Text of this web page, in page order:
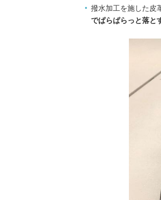
撥水加工を施した皮
でぱらぱらっと落と